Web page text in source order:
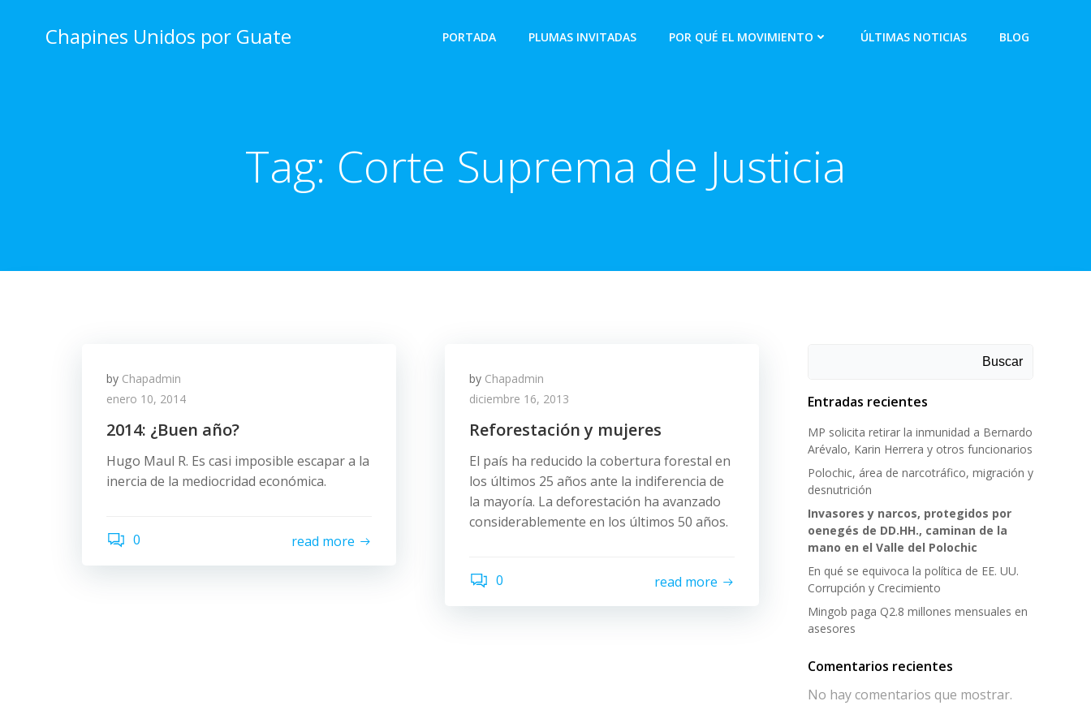
Chapines Unidos por Guate PORTADA PLUMAS INVITADAS POR QUÉ EL MOVIMIENTO ÚLTIMAS NOTICIAS BLOG
Tag: Corte Suprema de Justicia
by Chapadmin
enero 10, 2014
2014: ¿Buen año?
Hugo Maul R. Es casi imposible escapar a la
inercia de la mediocridad económica.
0 read more
by Chapadmin
diciembre 16, 2013
Reforestación y mujeres
El país ha reducido la cobertura forestal en
los últimos 25 años ante la indiferencia de
la mayoría. La deforestación ha avanzado
considerablemente en los últimos 50 años.
0 read more
Buscar
Entradas recientes
MP solicita retirar la inmunidad a Bernardo
Arévalo, Karin Herrera y otros funcionarios
Polochic, área de narcotráfico, migración y
desnutrición
Invasores y narcos, protegidos por
oenegés de DD.HH., caminan de la
mano en el Valle del Polochic
En qué se equivoca la política de EE. UU.
Corrupción y Crecimiento
Mingob paga Q2.8 millones mensuales en
asesores
Comentarios recientes
No hay comentarios que mostrar.